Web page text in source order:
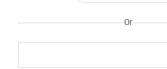
Or
הימי מצטמצם והלחץ על המשק גובר;